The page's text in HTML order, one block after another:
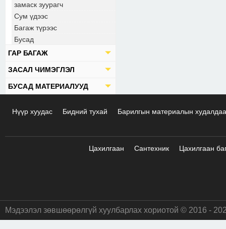
замаск зуурагч
Сум үдээс
Багаж түрээс
Бусад
ГАР БАГАЖ
ЗАСАЛ ЧИМЭГЛЭЛ
БУСАД МАТЕРИАЛУУД
Нүүр хуудас Бидний тухай Барилгын материалын
Цахилгаан Сантехник Цахилгаан
Мэдээлэл зөвшөөрөлгүй хуулбарлах хориотой © 2016 -